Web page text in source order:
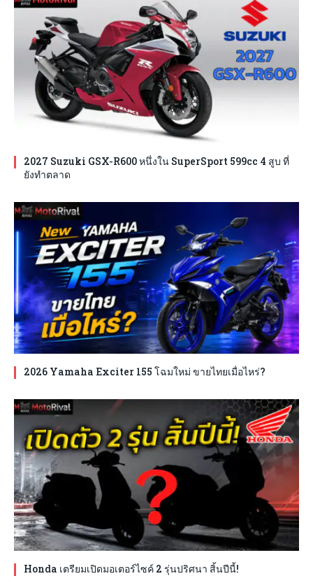
2027 Suzuki GSX-R600 หนึ่งใน SuperSport 599cc 4 สูบ ที่
ยังทำตลาด
2026 Yamaha Exciter 155 โฉมใหม่ ขายไทยเมื่อไหร่?
Honda เตรียมเปิดมอเตอร์ไซค์ 2 รุ่นปริศนา สิ้นปีนี้!